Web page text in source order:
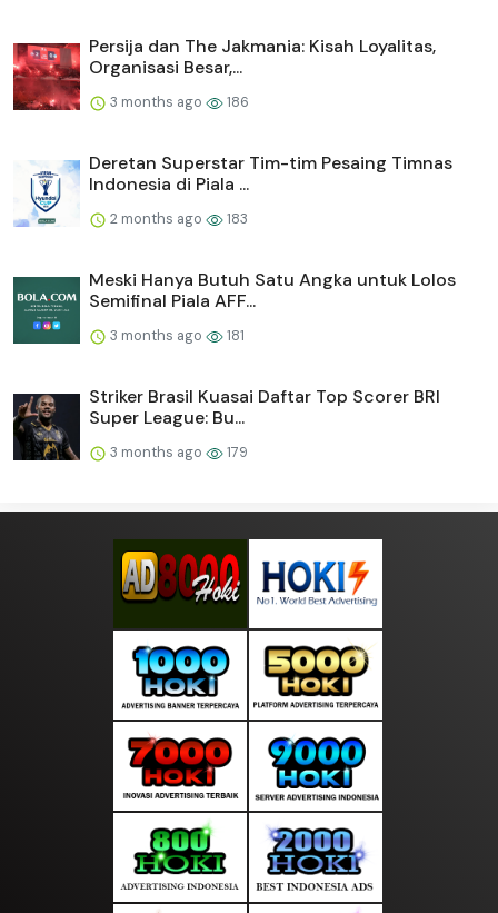
Persija dan The Jakmania: Kisah Loyalitas,
Organisasi Besar,...
3 months ago 186
Deretan Superstar Tim-tim Pesaing Timnas
Indonesia di Piala ...
2 months ago 183
Meski Hanya Butuh Satu Angka untuk Lolos
Semifinal Piala AFF...
3 months ago 181
Striker Brasil Kuasai Daftar Top Scorer BRI
Super League: Bu...
3 months ago 179